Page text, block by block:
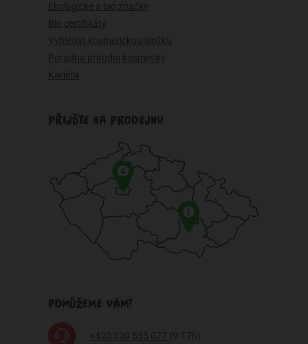
Ekologické a bio značky
Bio certifikáty
Vyhledat kosmetickou složku
Poradna přírodní kosmetiky
Kariéra
PŘIJĎTE NA PRODEJNU
1
4
POMŮŽEME VÁM?
+420 220 555 077 (9-17h)